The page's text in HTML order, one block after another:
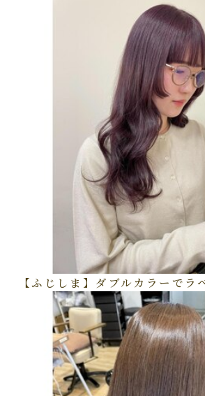
【ふじしま】ダブルカラーでラ